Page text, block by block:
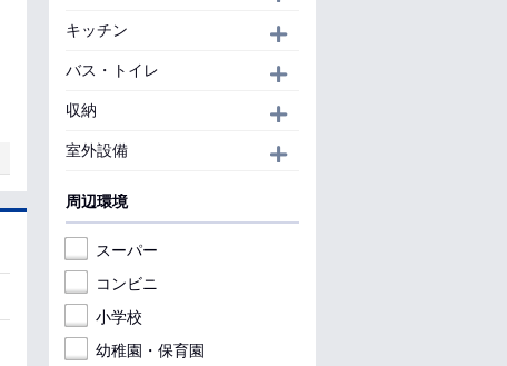
キッチン
バス・トイレ
収納
室外設備
周辺環境
スーパー
コンビニ
小学校
幼稚園・保育園